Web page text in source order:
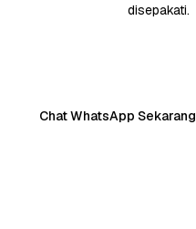
disepakati.
Chat WhatsApp Sekarang